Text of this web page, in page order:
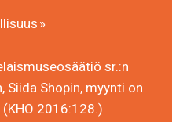
sr.:n
Siida Shopin, myynti on
2016:128.)